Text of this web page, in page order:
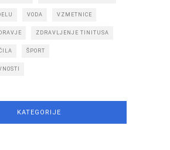
VODA VZMETNICE
ZDRAVLJENJE TINITUSA
ŠPORT
KATEGORIJE